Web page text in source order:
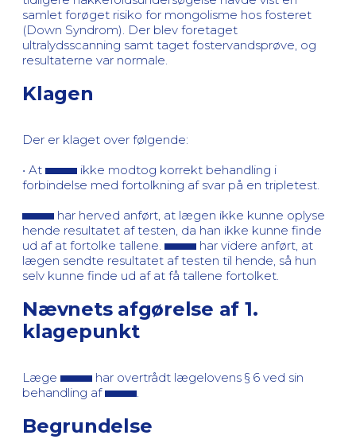
samlet forøget risiko for mongolisme hos fosteret
(Down Syndrom). Der blev foretaget
ultralydsscanning samt taget fostervandsprøve, og
resultaterne var normale.
Klagen
Der er klaget over følgende:
• At
ikke modtog korrekt behandling i
forbindelse med fortolkning af svar på en tripletest.
har herved anført, at lægen ikke kunne oplyse
hende resultatet af testen, da han ikke kunne finde
ud af at fortolke tallene.
har videre anført, at
lægen sendte resultatet af testen til hende, så hun
selv kunne finde ud af at få tallene fortolket.
Nævnets afgørelse af 1.
klagepunkt
Læge
har overtrådt lægelovens § 6 ved sin
behandling af
Begrundelse